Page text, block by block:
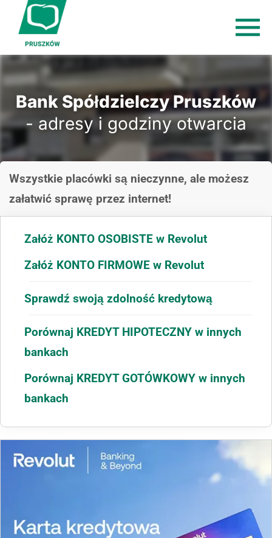
Bank Spółdzielczy Pruszków
- adresy i godziny otwarcia
Wszystkie placówki są nieczynne, ale możesz
załatwić sprawę przez internet!
Załóż KONTO OSOBISTE w Revolut
Załóż KONTO FIRMOWE w Revolut
Sprawdź swoją zdolność kredytową
Porównaj KREDYT HIPOTECZNY w innych
bankach
Porównaj KREDYT GOTÓWKOWY w innych
bankach